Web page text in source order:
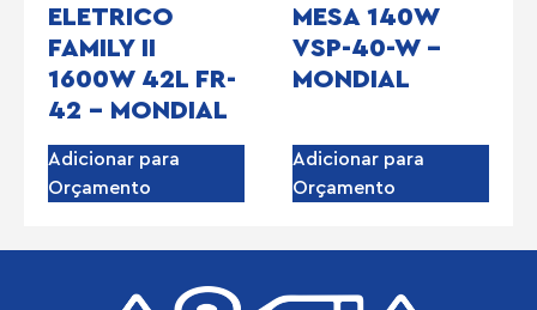
ELETRICO
FAMILY II
1600W 42L FR-
42 – MONDIAL
Adicionar para
Orçamento
MESA 140W
VSP-40-W –
MONDIAL
Adicionar para
Orçamento